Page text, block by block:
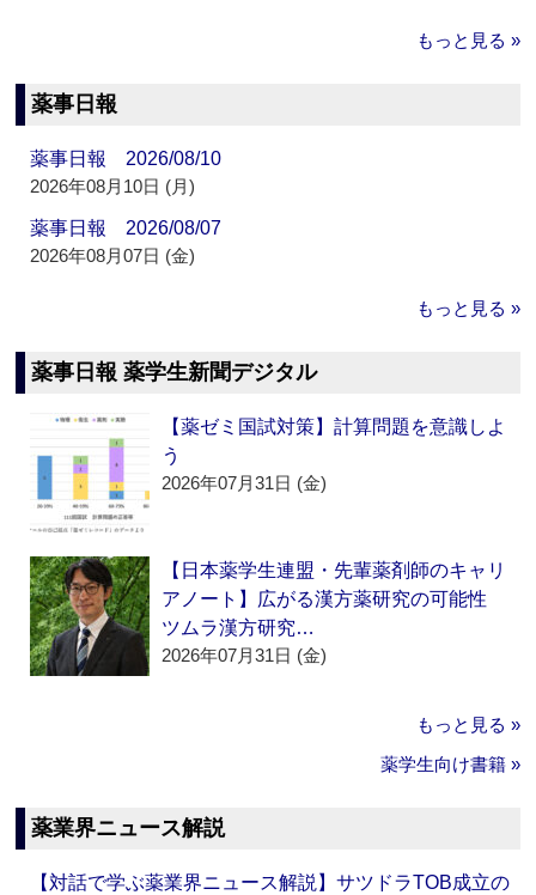
もっと見る »
薬事日報
薬事日報 2026/08/10
2026年08月10日 (月)
薬事日報 2026/08/07
2026年08月07日 (金)
もっと見る »
薬事日報 薬学生新聞デジタル
【薬ゼミ国試対策】計算問題を意識しよ
う
2026年07月31日 (金)
【日本薬学生連盟・先輩薬剤師のキャリ
アノート】広がる漢方薬研究の可能性
ツムラ漢方研究…
2026年07月31日 (金)
もっと見る »
薬学生向け書籍 »
薬業界ニュース解説
【対話で学ぶ薬業界ニュース解説】サツドラTOB成立の